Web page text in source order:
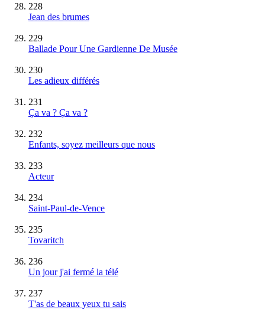
228
Jean des brumes
229
Ballade Pour Une Gardienne De Musée
230
Les adieux différés
231
Ça va ? Ça va ?
232
Enfants, soyez meilleurs que nous
233
Acteur
234
Saint-Paul-de-Vence
235
Tovaritch
236
Un jour j'ai fermé la télé
237
T'as de beaux yeux tu sais